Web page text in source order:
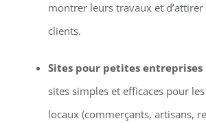
montrer leurs travaux et
clients.
Sites pour petites entreprises
sites simples et efficaces pour
locaux (commerçants, artisans,